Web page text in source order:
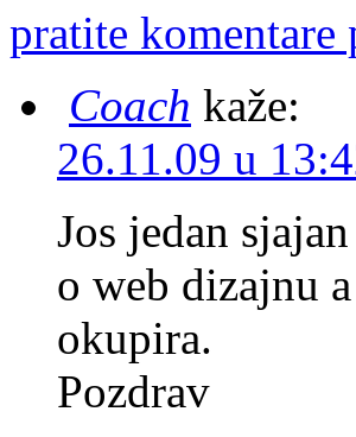
pratite komentare
Coach kaže:
26.11.09 u
Jos jedan
o web dizajnu
okupira.
Pozdrav